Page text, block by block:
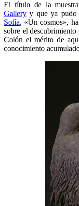
El título de la
Gallery y que ya pudo
Sofía, «Un cosmos»,
sobre el
Colón el mérito de
conocimiento